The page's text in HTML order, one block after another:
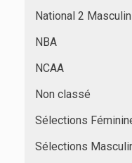
National 2 Masculin
NBA
NCAA
Non classé
Sélections
Sélections